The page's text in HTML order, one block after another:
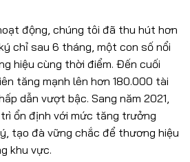
động, chúng tôi đã thu hút hơn
chỉ sau 6 tháng, một con số nổi
hiệu cùng thời điểm. Đến cuối
tăng mạnh lên hơn 180.000 tài
dẫn vượt bậc. Sang năm 2021,
ổn định với mức tăng trưởng
tạo đà vững chắc để thương hiệu
khu vực.